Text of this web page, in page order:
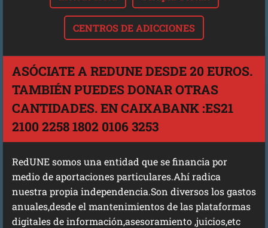
CENTROS DE ADICCIONES
ASÓCIATE A REDUNE DESDE 20 EUROS.
TAMBIÉN PUEDES DONAR OTRAS
CANTIDADES. EN CAIXABANK :ES21
2100 2258 1802 0106 3253
RedUNE somos una entidad que se financia por
medio de aportaciones particulares.Ahí radica
nuestra propia independencia.Son diversos los gastos
anuales,desde el mantenimientos de las plataformas
digitales de información,asesoramiento ,juicios,etc